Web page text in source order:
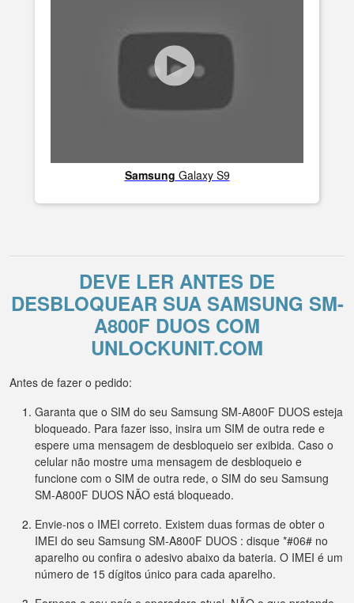
Samsung Galaxy S9
DEVE LER ANTES DE
DESBLOQUEAR SUA SAMSUNG SM-
A800F DUOS COM
UNLOCKUNIT.COM
Antes de fazer o pedido:
Garanta que o SIM do seu Samsung SM-A800F DUOS esteja
bloqueado. Para fazer isso, insira um SIM de outra rede e
espere uma mensagem de desbloqueio ser exibida. Caso o
celular não mostre uma mensagem de desbloqueio e
funcione com o SIM de outra rede, o SIM do seu Samsung
SM-A800F DUOS NÃO está bloqueado.
Envie-nos o IMEI correto. Existem duas formas de obter o
IMEI do seu Samsung SM-A800F DUOS : disque *#06# no
aparelho ou confira o adesivo abaixo da bateria. O IMEI é um
número de 15 dígitos único para cada aparelho.